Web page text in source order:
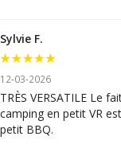
Sylvie F.
12-03-2026
TRÈS VERSATILE Le
camping en petit VR
petit BBQ.